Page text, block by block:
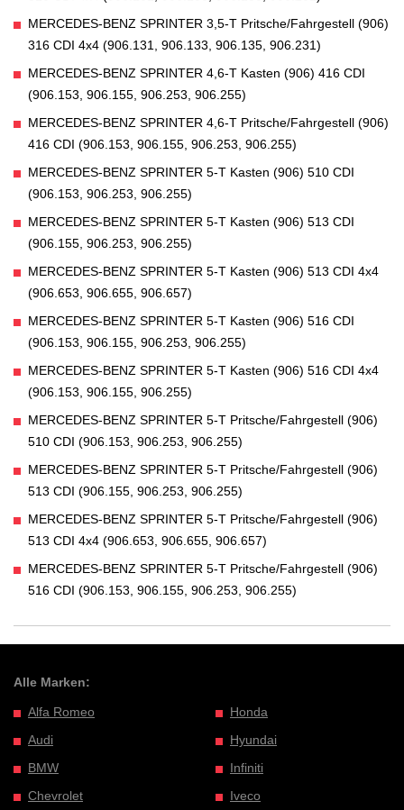
MERCEDES-BENZ SPRINTER 3,5-T Pritsche/Fahrgestell (906)
316 CDI 4x4 (906.131, 906.133, 906.135, 906.231)
MERCEDES-BENZ SPRINTER 4,6-T Kasten (906) 416 CDI
(906.153, 906.155, 906.253, 906.255)
MERCEDES-BENZ SPRINTER 4,6-T Pritsche/Fahrgestell (906)
416 CDI (906.153, 906.155, 906.253, 906.255)
MERCEDES-BENZ SPRINTER 5-T Kasten (906) 510 CDI
(906.153, 906.253, 906.255)
MERCEDES-BENZ SPRINTER 5-T Kasten (906) 513 CDI
(906.155, 906.253, 906.255)
MERCEDES-BENZ SPRINTER 5-T Kasten (906) 513 CDI 4x4
(906.653, 906.655, 906.657)
MERCEDES-BENZ SPRINTER 5-T Kasten (906) 516 CDI
(906.153, 906.155, 906.253, 906.255)
MERCEDES-BENZ SPRINTER 5-T Kasten (906) 516 CDI 4x4
(906.153, 906.155, 906.255)
MERCEDES-BENZ SPRINTER 5-T Pritsche/Fahrgestell (906)
510 CDI (906.153, 906.253, 906.255)
MERCEDES-BENZ SPRINTER 5-T Pritsche/Fahrgestell (906)
513 CDI (906.155, 906.253, 906.255)
MERCEDES-BENZ SPRINTER 5-T Pritsche/Fahrgestell (906)
513 CDI 4x4 (906.653, 906.655, 906.657)
MERCEDES-BENZ SPRINTER 5-T Pritsche/Fahrgestell (906)
516 CDI (906.153, 906.155, 906.253, 906.255)
Alle Marken:
Alfa Romeo
Audi
BMW
Chevrolet
Honda
Hyundai
Infiniti
Iveco